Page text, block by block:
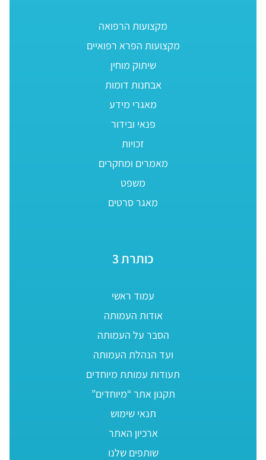
מקצועות הרפואה
מקצועות הפרא רפואיים
שיתוק מוחין
אבחנות דומות
מאגרי מידע
פנאי ובידור
זכויות
מאמרים ומחקרים
משפט
מאגר סרטים
כותרת 3
עמוד ראשי
אודות העמותה
הסבר על העמותה
ועד הנהלת העמותה
תעודות עמותת מיוחדים
תקנון אתר “מיוחדים”
תנאי שימוש
ארכיון האתר
שותפים שלנו